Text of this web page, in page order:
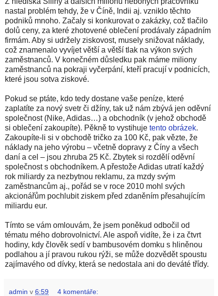
nastal problém tehdy, že v Číně, Indii aj. vzniklo těchto
podniků mnoho. Začaly si konkurovat o zakázky, což tlačilo
dolů ceny, za které zhotovené oblečení prodávaly západním
firmám. Aby si udržely ziskovost, musely snižovat náklady,
což znamenalo vyvíjet větší a větší tlak na výkon svých
zaměstnanců. V konečném důsledku pak máme miliony
zaměstnanců na pokraji vyčerpání, kteří pracují v podnicích,
které jsou sotva ziskové.
Pokud se ptáte, kdo tedy dostane vaše peníze, které
zaplatíte za nový svetr či džíny, tak už nám zbývá jen oděvní
společnost (Nike, Adidas…) a obchodník (v jehož obchodě
si oblečení zakoupíte). Pěkně to vystihuje tento obrázek.
Zakoupíte-li si v obchodě tričko za 100 Kč, pak vězte, že
náklady na jeho výrobu – včetně dopravy z Číny a všech
daní a cel – jsou zhruba 25 Kč. Zbytek si rozdělí oděvní
společnost s obchodníkem. A přestože Adidas utratí každý
rok miliardy za nezbytnou reklamu, za mzdy svým
zaměstnancům aj., pořád se v roce 2010 mohl svých
akcionářům pochlubit ziskem před zdaněním přesahujícím
miliardu eur.
Tímto se vám omlouvám, že jsem poněkud odbočil od
tématu mého dobrovolnictví. Ale aspoň vidíte, že i za čtvrt
hodiny, kdy člověk sedí v bambusovém domku s hliněnou
podlahou a jí pravou rukou rýži, se může dozvědět spoustu
zajímavého od dívky, která se nedostala ani do deváté třídy.
admin v 6:59 4 komentáře: